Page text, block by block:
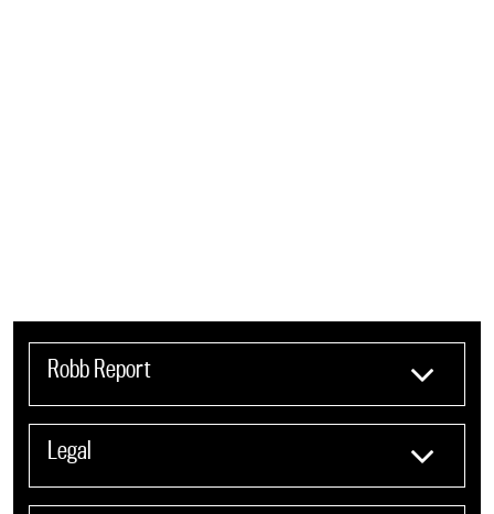
Robb Report
Legal